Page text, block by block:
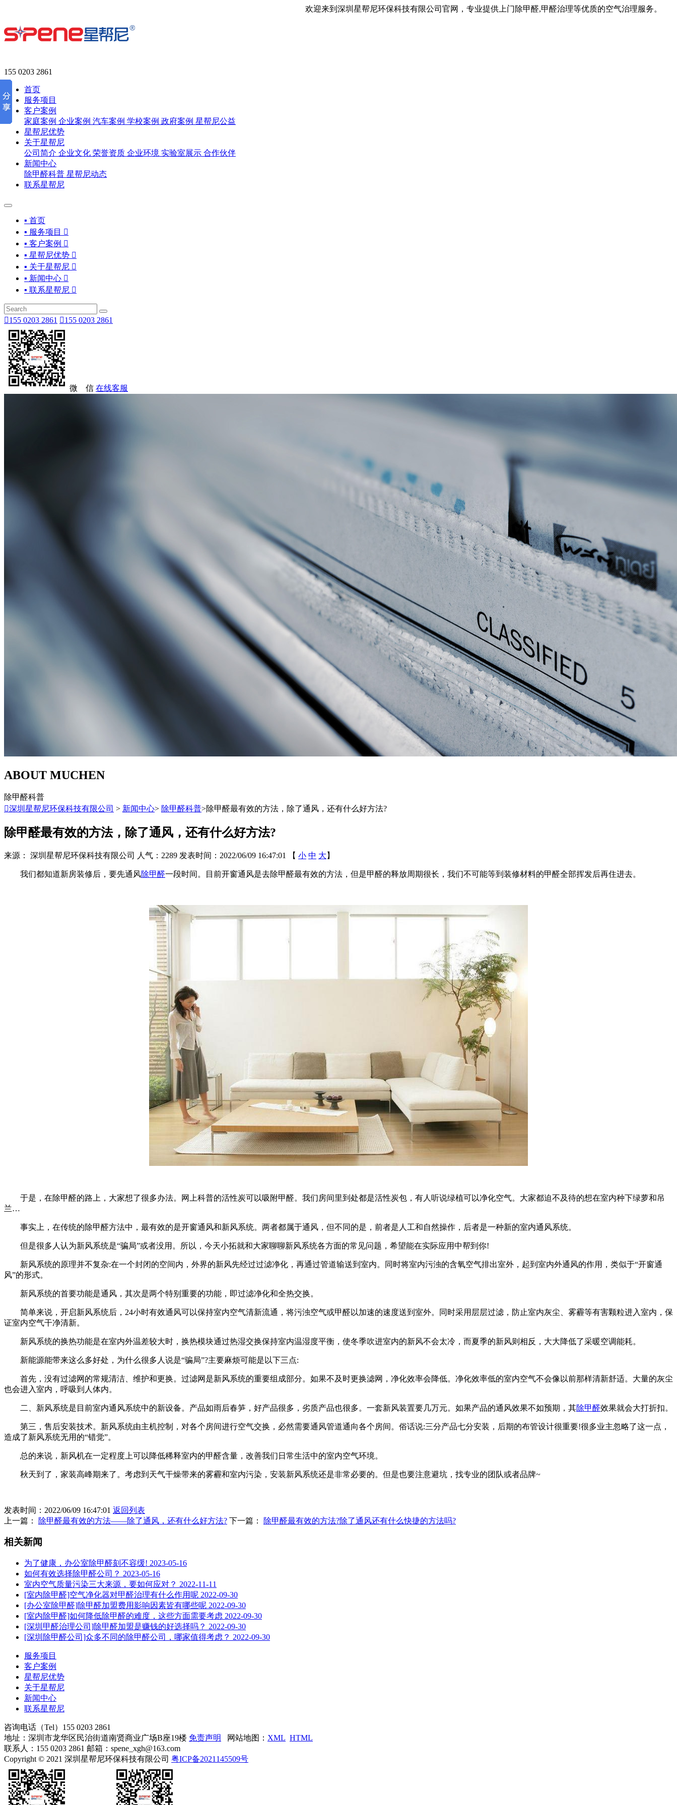
欢迎来到深圳星帮尼环保科技有限公司官网，专业提供上门除甲醛,甲醛治理等优质的空气治理服务。
155 0203 2861
首页
服务项目
客户案例
家庭案例 企业案例 汽车案例 学校案例 政府案例 星帮尼公益
星帮尼优势
关于星帮尼
公司简介 企业文化 荣誉资质 企业环境 实验室展示 合作伙伴
新闻中心
除甲醛科普 星帮尼动态
联系星帮尼
▪ 首页
▪ 服务项目 
▪ 客户案例 
▪ 星帮尼优势 
▪ 关于星帮尼 
▪ 新闻中心 
▪ 联系星帮尼 
155 0203 2861 155 0203 2861
微 信 在线客服
ABOUT MUCHEN
除甲醛科普
深圳星帮尼环保科技有限公司 > 新闻中心> 除甲醛科普>除甲醛最有效的方法，除了通风，还有什么好方法?
除甲醛最有效的方法，除了通风，还有什么好方法?
来源： 深圳星帮尼环保科技有限公司 人气：2289 发表时间：2022/06/09 16:47:01 【 小 中 大 】
我们都知道新房装修后，要先通风除甲醛一段时间。目前开窗通风是去除甲醛最有效的方法，但是甲醛的释放周期很长，我们不可能等到装修材料的甲醛全部挥发后再住进去。
于是，在除甲醛的路上，大家想了很多办法。网上科普的活性炭可以吸附甲醛。我们房间里到处都是活性炭包，有人听说绿植可以净化空气。大家都迫不及待的想在室内种下绿萝和吊
兰…
事实上，在传统的除甲醛方法中，最有效的是开窗通风和新风系统。两者都属于通风，但不同的是，前者是人工和自然操作，后者是一种新的室内通风系统。
但是很多人认为新风系统是“骗局”或者没用。所以，今天小拓就和大家聊聊新风系统各方面的常见问题，希望能在实际应用中帮到你!
新风系统的原理并不复杂:在一个封闭的空间内，外界的新风先经过过滤净化，再通过管道输送到室内。同时将室内污浊的含氧空气排出室外，起到室内外通风的作用，类似于“开窗通
风”的形式。
新风系统的首要功能是通风，其次是两个特别重要的功能，即过滤净化和全热交换。
简单来说，开启新风系统后，24小时有效通风可以保持室内空气清新流通，将污浊空气或甲醛以加速的速度送到室外。同时采用层层过滤，防止室内灰尘、雾霾等有害颗粒进入室内，保
证室内空气干净清新。
新风系统的换热功能是在室内外温差较大时，换热模块通过热湿交换保持室内温湿度平衡，使冬季吹进室内的新风不会太冷，而夏季的新风则相反，大大降低了采暖空调能耗。
新能源能带来这么多好处，为什么很多人说是“骗局”?主要麻烦可能是以下三点:
首先，没有过滤网的常规清洁、维护和更换。过滤网是新风系统的重要组成部分。如果不及时更换滤网，净化效率会降低。净化效率低的室内空气不会像以前那样清新舒适。大量的灰尘
也会进入室内，呼吸到人体内。
二、新风系统是目前室内通风系统中的新设备。产品如雨后春笋，好产品很多，劣质产品也很多。一套新风装置要几万元。如果产品的通风效果不如预期，其除甲醛效果就会大打折扣。
第三，售后安装技术。新风系统由主机控制，对各个房间进行空气交换，必然需要通风管道通向各个房间。俗话说:三分产品七分安装，后期的布管设计很重要!很多业主忽略了这一点，
造成了新风系统无用的“错觉”。
总的来说，新风机在一定程度上可以降低稀释室内的甲醛含量，改善我们日常生活中的室内空气环境。
秋天到了，家装高峰期来了。考虑到天气干燥带来的雾霾和室内污染，安装新风系统还是非常必要的。但是也要注意避坑，找专业的团队或者品牌~
发表时间：2022/06/09 16:47:01 返回列表
上一篇：
除甲醛最有效的方法——除了通风，还有什么好方法? 下一篇： 除甲醛最有效的方法?除了通风还有什么快捷的方法吗?
相关新闻
为了健康，办公室除甲醛刻不容缓! 2023-05-16
如何有效选择除甲醛公司？ 2023-05-16
室内空气质量污染三大来源，要如何应对？ 2022-11-11
[室内除甲醛]空气净化器对甲醛治理有什么作用呢 2022-09-30
[办公室除甲醛]除甲醛加盟费用影响因素皆有哪些呢 2022-09-30
[室内除甲醛]如何降低除甲醛的难度，这些方面需要考虑 2022-09-30
[深圳甲醛治理公司]除甲醛加盟是赚钱的好选择吗？ 2022-09-30
[深圳除甲醛公司]众多不同的除甲醛公司，哪家值得考虑？ 2022-09-30
服务项目
客户案例
星帮尼优势
关于星帮尼
新闻中心
联系星帮尼
咨询电话（Tel） 155 0203 2861
地址：深圳市龙华区民治街道南贤商业广场B座19楼 免责声明 网站地图： XML HTML
联系人：155 0203 2861 邮箱：spene_xgh@163.com
Copyright © 2021 深圳星帮尼环保科技有限公司 粤ICP备2021145509号